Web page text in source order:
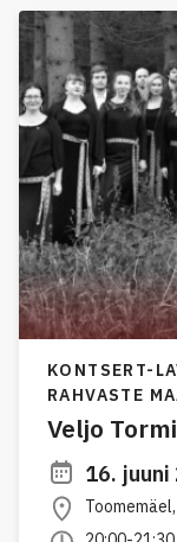
KONTSERT-
RAHVASTE
Veljo
16. juuni